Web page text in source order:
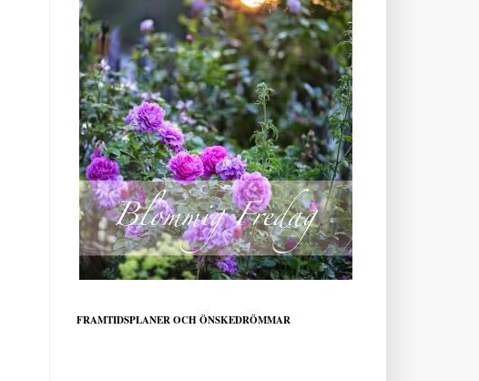
FRAMTIDSPLANER OCH ÖNSKEDRÖMMAR